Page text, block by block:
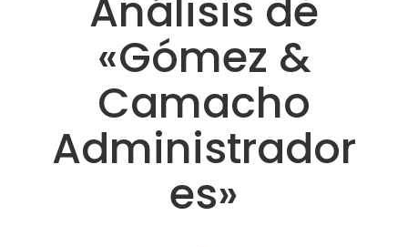
Análisis de
«Gómez &
Camacho
Administrador
es»